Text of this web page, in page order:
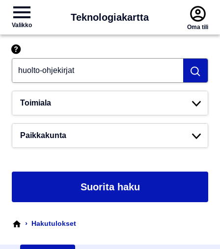
Valikko
Teknologiakartta
Oma tili
Suorita haku
› Hakutulokset